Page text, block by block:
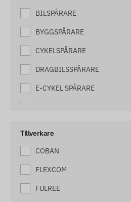
BILSPÅRARE
BYGGSPÅRARE
CYKELSPÅRARE
DRAGBILSSPÅRARE
E-CYKEL SPÅRARE
Tillverkare
COBAN
FLEXCOM
FULREE